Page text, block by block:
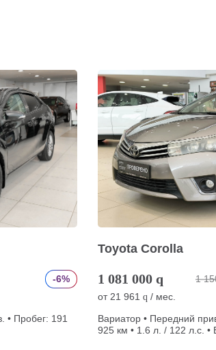
-6%
• Пробег: 191
Toyota Corolla
1 081 000 q 1
от 21 961 q / мес.
Вариатор • Передний
925 км • 1.6 л. / 122 л.с. •